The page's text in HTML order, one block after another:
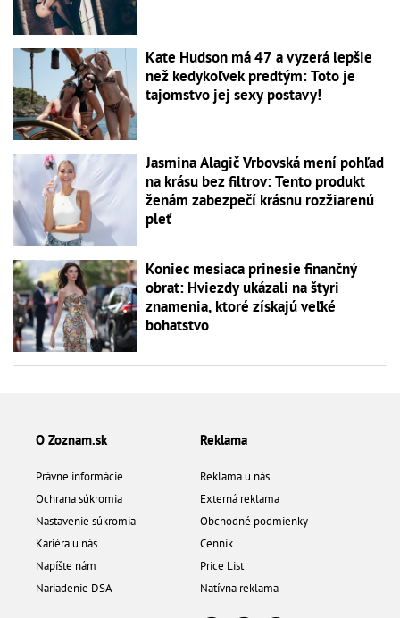
Kate Hudson má 47 a vyzerá lepšie
než kedykoľvek predtým: Toto je
tajomstvo jej sexy postavy!
Jasmina Alagič Vrbovská mení pohľad
na krásu bez filtrov: Tento produkt
ženám zabezpečí krásnu rozžiarenú
pleť
Koniec mesiaca prinesie finančný
obrat: Hviezdy ukázali na štyri
znamenia, ktoré získajú veľké
bohatstvo
O Zoznam.sk
Právne informácie
Ochrana súkromia
Nastavenie súkromia
Kariéra u nás
Napíšte nám
Nariadenie DSA
Reklama
Reklama u nás
Externá reklama
Obchodné podmienky
Cenník
Price List
Natívna reklama